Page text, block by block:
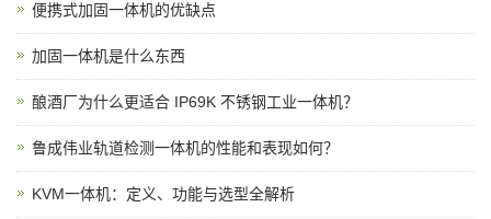
便携式加固一体机的优缺点
加固一体机是什么东西
酿酒厂为什么更适合 IP69K 不锈钢工业一体机？
鲁成伟业轨道检测一体机的性能和表现如何？
KVM一体机：定义、功能与选型全解析